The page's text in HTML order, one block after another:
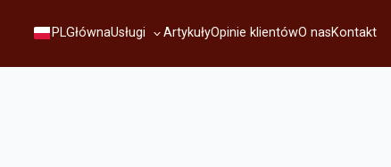
PLGłównaUsługi ArtykułyOpinie klientówO nasKontakt